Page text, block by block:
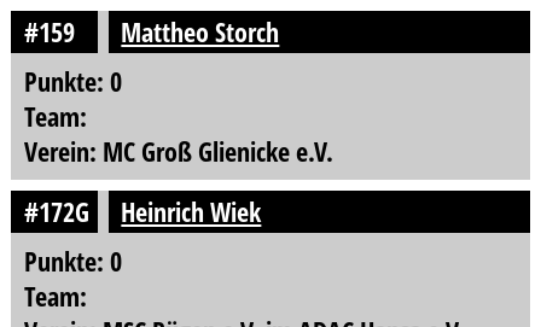
#159
Mattheo Storch
Punkte: 0
Team:
Verein: MC Groß Glienicke e.V.
#172G
Heinrich Wiek
Punkte: 0
Team: